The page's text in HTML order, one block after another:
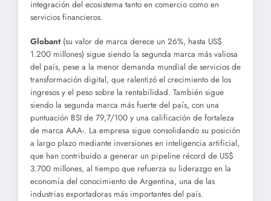
integración del ecosistema tanto en comercio como en
servicios financieros.
Globant(su valor de marca derece un 26%, hasta US$
1.200 millones) sigue siendo la segunda marca más valiosa
del país, pese a la menor demanda mundial de servicios de
transformación digital, que ralentizó el crecimiento de los
ingresos y el peso sobre la rentabilidad. También sigue
siendo la segunda marca más fuerte del país, con una
puntuación BSI de 79,7/100 y una calificación de fortaleza
de marca AAA-. La empresa sigue consolidando su posición
a largo plazo mediante inversiones en inteligencia artificial,
que han contribuido a generar un pipeline récord de US$
3.700 millones, al tiempo que refuerza su liderazgo en la
economía del conocimiento de Argentina, una de las
industrias exportadoras más importantes del país.